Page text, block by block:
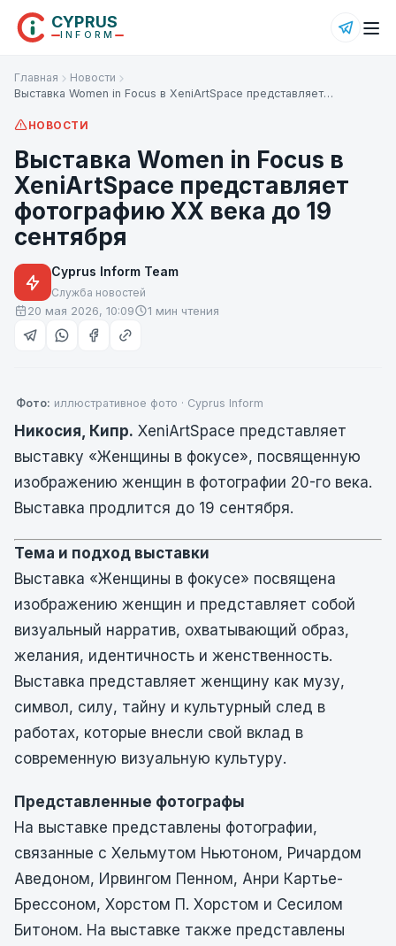
CYPRUS
INFORM
Главная
Новости
Выставка Women in Focus в XeniArtSpace представляет…
НОВОСТИ
Выставка Women in Focus в
XeniArtSpace представляет
фотографию XX века до 19
сентября
Cyprus Inform Team
Служба новостей
20 мая 2026, 10:09 1 мин чтения
Фото: иллюстративное фото · Cyprus Inform
Никосия, Кипр. XeniArtSpace представляет
выставку «Женщины в фокусе», посвященную
изображению женщин в фотографии 20-го века.
Выставка продлится до 19 сентября.
Тема и подход выставки
Выставка «Женщины в фокусе» посвящена
изображению женщин и представляет собой
визуальный нарратив, охватывающий образ,
желания, идентичность и женственность.
Выставка представляет женщину как музу,
символ, силу, тайну и культурный след в
работах, которые внесли свой вклад в
современную визуальную культуру.
Представленные фотографы
На выставке представлены фотографии,
связанные с Хельмутом Ньютоном, Ричардом
Аведоном, Ирвингом Пенном, Анри Картье-
Брессоном, Хорстом П. Хорстом и Сесилом
Битоном. На выставке также представлены